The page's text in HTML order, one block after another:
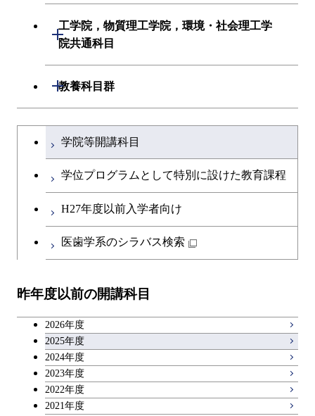
初年次専門科目
創造プロセス科目
共通専門科目
創造プロセス科目
共通専門科目
建築学系
融合理工学系
初年次専門科目
工学院，物質理工学院，環境・社会理工学
院共通科目
開閉
工学院，物質理工学院，環境・社会
教養科目群
開閉
文系教養科目
英語科目
第二外国語科目
アントレプレナーシップ科目
学士課程を切り替える
学院等開講科目
学位プログラムとして特別に設けた教育課程
H27年度以前入学者向け
医歯学系のシラバス検索
昨年度以前の開講科目
2026年度
2025年度
2024年度
2023年度
2022年度
2021年度